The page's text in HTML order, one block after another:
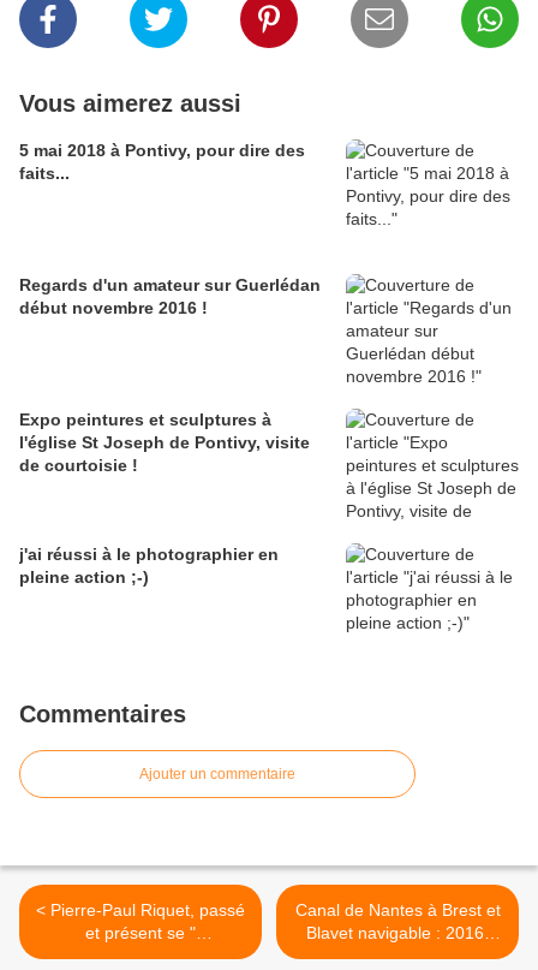
Vous aimerez aussi
5 mai 2018 à Pontivy, pour dire des
faits...
Regards d'un amateur sur Guerlédan
début novembre 2016 !
Expo peintures et sculptures à
l'église St Joseph de Pontivy, visite
de courtoisie !
j'ai réussi à le photographier en
pleine action ;-)
Commentaires
Ajouter un commentaire
< Pierre-Paul Riquet, passé
et présent se "
ressembleraient-ils en
Canal de Nantes à Brest et
Blavet navigable : 2016,
quand pourrons nous